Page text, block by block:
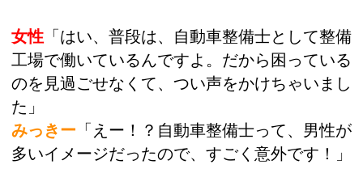
女性 「はい、普段は、自動車整備士として整備
工場で働いているんですよ。だから困っている
のを見過ごせなくて、つい声をかけちゃいまし
た」
みっきー 「えー！？自動車整備士って、男性が
多いイメージだったので、すごく意外です！」